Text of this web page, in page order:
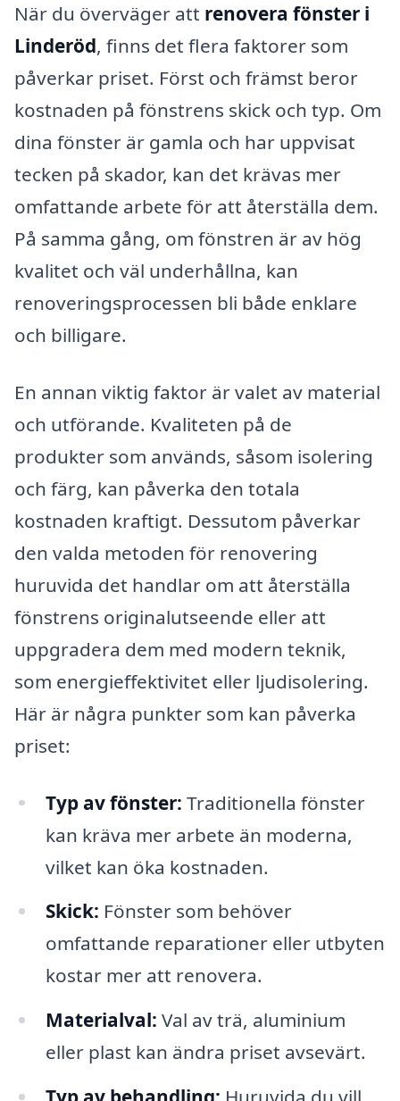
När du överväger att renovera fönster i
Linderöd, finns det flera faktorer som
påverkar priset. Först och främst beror
kostnaden på fönstrens skick och typ. Om
dina fönster är gamla och har uppvisat
tecken på skador, kan det krävas mer
omfattande arbete för att återställa dem.
På samma gång, om fönstren är av hög
kvalitet och väl underhållna, kan
renoveringsprocessen bli både enklare
och billigare.
En annan viktig faktor är valet av material
och utförande. Kvaliteten på de
produkter som används, såsom isolering
och färg, kan påverka den totala
kostnaden kraftigt. Dessutom påverkar
den valda metoden för renovering
huruvida det handlar om att återställa
fönstrens originalutseende eller att
uppgradera dem med modern teknik,
som energieffektivitet eller ljudisolering.
Här är några punkter som kan påverka
priset:
Typ av fönster: Traditionella fönster
kan kräva mer arbete än moderna,
vilket kan öka kostnaden.
Skick: Fönster som behöver
omfattande reparationer eller utbyten
kostar mer att renovera.
Materialval: Val av trä, aluminium
eller plast kan ändra priset avsevärt.